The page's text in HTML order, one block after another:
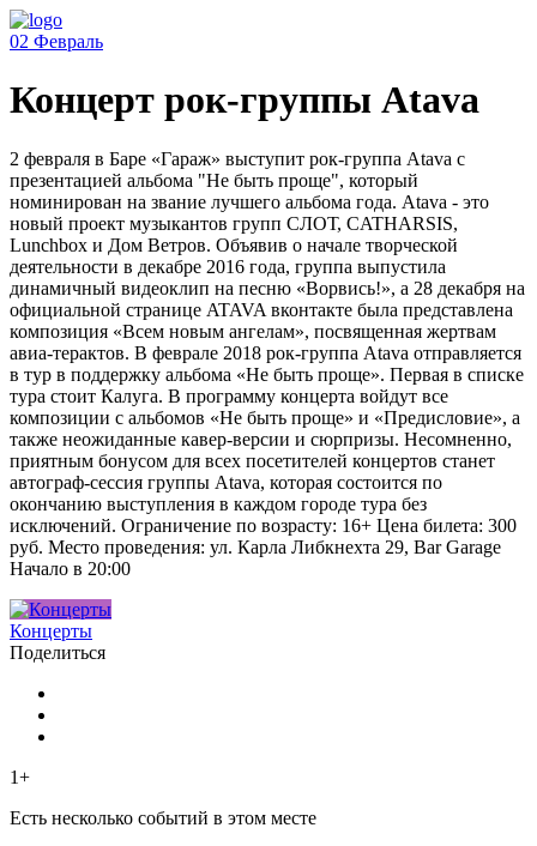
02 Февраль
Концерт рок-группы Аtava
2 февраля в Баре «Гараж» выступит рок-группа Аtava с
презентацией альбома "Не быть проще", который
номинирован на звание лучшего альбома года. Аtava - это
новый проект музыкантов групп СЛОТ, CATHARSIS,
Lunchbox и Дом Ветров. Объявив о начале творческой
деятельности в декабре 2016 года, группа выпустила
динамичный видеоклип на песню «Ворвись!», а 28 декабря на
официальной странице ATAVA вконтакте была представлена
композиция «Всем новым ангелам», посвященная жертвам
авиа-терактов. В феврале 2018 рок-группа Аtava отправляется
в тур в поддержку альбома «Не быть проще». Первая в списке
тура стоит Калуга. В программу концерта войдут все
композиции с альбомов «Не быть проще» и «Предисловие», а
также неожиданные кавер-версии и сюрпризы. Несомненно,
приятным бонусом для всех посетителей концертов станет
автограф-сессия группы Аtava, которая состоится по
окончанию выступления в каждом городе тура без
исключений. Ограничение по возрасту: 16+ Цена билета: 300
руб. Место проведения: ул. Карла Либкнехта 29, Bar Garage
Начало в 20:00
Концерты
Поделиться
1+
Есть несколько событий в этом месте